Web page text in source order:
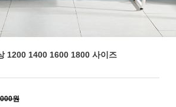
1200 1400 1600 1800 사이즈
원